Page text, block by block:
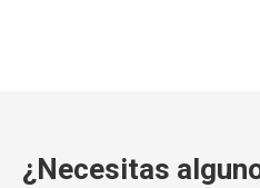
¿Necesitas